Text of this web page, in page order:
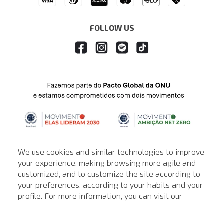
We use cookies and similar technologies to improve
your experience, making browsing more agile and
customized, and to customize the site according to
your preferences, according to your habits and your
profile. For more information, you can visit our
FOLLOW US
© © Copyright 2000-2026 - Todos os direitos reservados. A Loja de